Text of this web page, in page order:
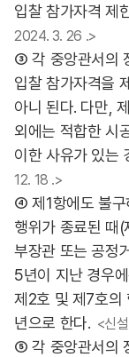
입찰 참가자격 제
2024. 3. 26 .>
③ 각 중앙관서의
입찰 참가자격을
아니 된다. 다만,
외에는 적합한 시
이한 사유가 있는
12. 18 .>
④ 제1항에도 불구
행위가 종료된 때
부장관 또는 공정
5년이 지난 경우
제2호 및 제7호의
년으로 한다. <신
⑤ 각 중앙관서의